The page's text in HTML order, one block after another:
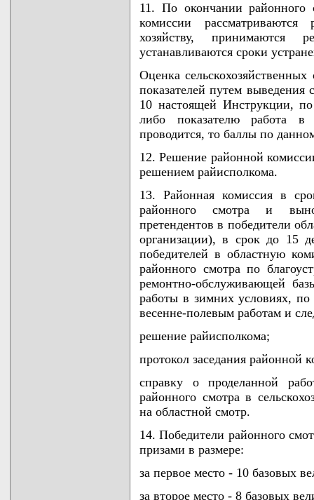
11. По окончании районного
комиссии
хозяйству, принимаются
устанавливаются сроки
Оценка
показателей путем выведения
10 настоящей Инструкции,
либо показателю работа в
проводится, то баллы по
12. Решение районной
решением райисполкома.
13. Районная комиссия в
районного смотра и
претендентов в победители
организации), в срок до 15
победителей в областную
районного смотра по
ремонтно-обслуживающей
работы в зимних условиях, по
весенне-полевым работам и
решение райисполкома;
протокол заседания районной
справку о проделанной
районного смотра в
на областной смотр.
14. Победители районного
призами в размере:
за первое место - 10 базовых
за второе место - 8 базовых